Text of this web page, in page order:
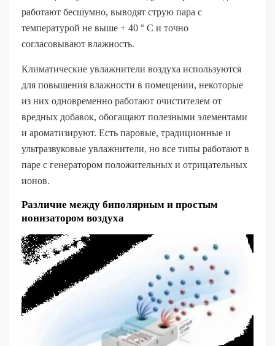
работают бесшумно, выводят струю пара с
температурой не выше + 40 ° C и точно
согласовывают влажность.
Климатические увлажнители воздуха используются
для повышения влажности в помещении, некоторые
из них одновременно работают очистителем от
вредных добавок, обогащают полезными элементами
и ароматизируют. Есть паровые, традиционные и
ультразвуковые увлажнители, но все типы работают в
паре с генератором положительных и отрицательных
ионов.
Различие между биполярным и простым
ионизатором воздуха